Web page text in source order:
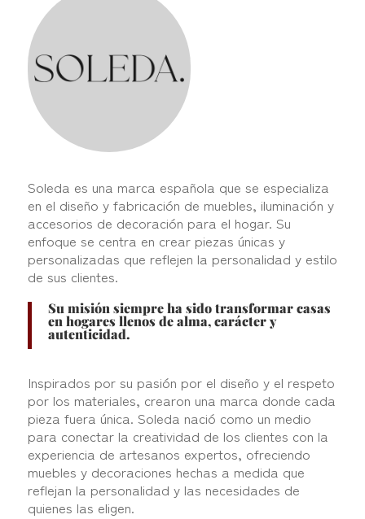
Soleda es una marca española que se especializa
en el diseño y fabricación de muebles, iluminación y
accesorios de decoración para el hogar. Su
enfoque se centra en crear piezas únicas y
personalizadas que reflejen la personalidad y estilo
de sus clientes.
Su misión siempre ha sido transformar casas
en hogares llenos de alma, carácter y
autenticidad.
Inspirados por su pasión por el diseño y el respeto
por los materiales, crearon una marca donde cada
pieza fuera única. Soleda nació como un medio
para conectar la creatividad de los clientes con la
experiencia de artesanos expertos, ofreciendo
muebles y decoraciones hechas a medida que
reflejan la personalidad y las necesidades de
quienes las eligen.